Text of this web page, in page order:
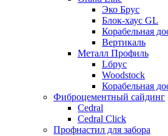
Эко Брус
Блок-хаус GL
Корабельная
Вертикаль
Металл Профиль
Lбрус
Woodstock
Корабельная
Фиброцементный сайдинг
Cedral
Cedral Click
Профнастил для забора